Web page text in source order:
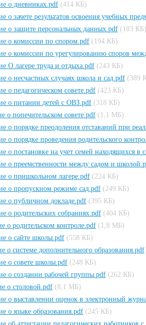
о дневниках.pdf (414 КБ)
о зачете результатов освоения учебных
о защите персональных данных.pdf (183 КБ)
о комиссии по спором.pdf (194 КБ)
о комиссии по урегулированию споров
О лагере труда и отдыха.pdf (243 КБ)
о несчастных случаях школа и сад.pdf (389
о педагогическом совете.pdf (423 КБ)
о питании детей с ОВЗ.pdf (318 КБ)
о попечительском совете.pdf (1,1 МБ)
о порядке преодоления отставаний при
о порядке проведения родительского
о постановке на учет семей находящихся
о преемственности между садом и
о пришкольном лагере.pdf (224 КБ)
о пропускном режиме сад.pdf (249 КБ)
о публичном докладе.pdf (395 КБ)
о родительских собраниях.pdf (404 КБ)
о родительском контроле.pdf (1,8 МБ)
о сайте школы.pdf (558 КБ)
о системе дополнительного образования.pdf
о совете школы.pdf (248 КБ)
о создании рабочей группы.pdf (262 КБ)
о столовой.pdf (8,1 МБ)
о выставлении оценок в электронный
о языке образования.pdf (245 КБ)